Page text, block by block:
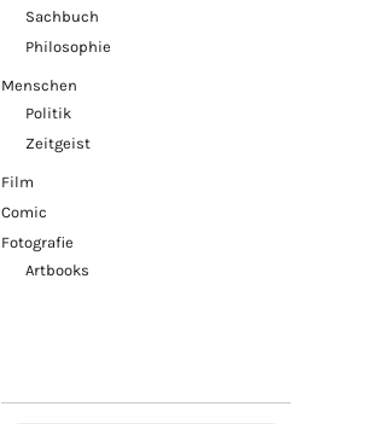
Sachbuch
Philosophie
Menschen
Politik
Zeitgeist
Film
Comic
Fotografie
Artbooks